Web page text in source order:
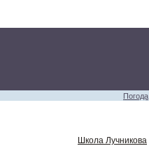
Погода
Школа Лучникова